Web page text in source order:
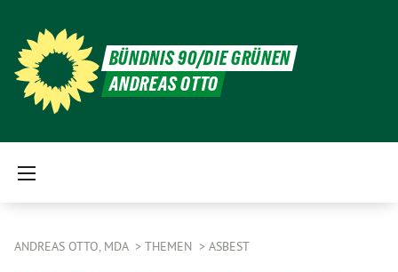
BÜNDNIS 90/DIE GRÜNEN
ANDREAS OTTO
ANDREAS OTTO, MDA THEMEN ASBEST